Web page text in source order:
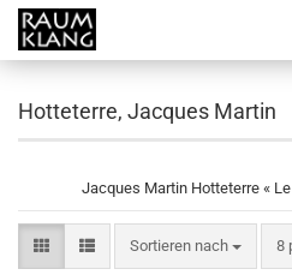
Hotteterre, Jacques Martin
Jacques Martin Hotteterre «
Sortieren nach
Sortieren nach 8